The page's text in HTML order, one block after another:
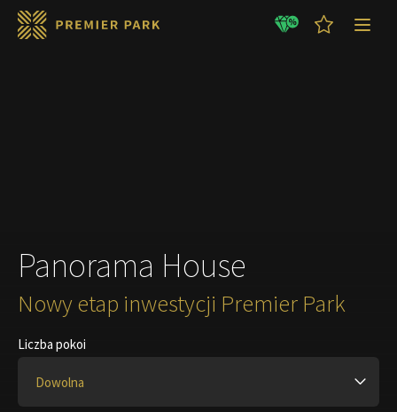
Panorama House
Nowy etap inwestycji Premier Park
Liczba pokoi
Dowolna